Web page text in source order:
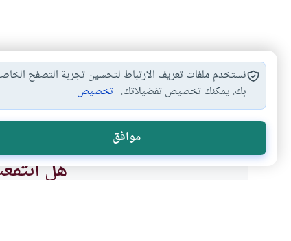
هل
نستخدم ملفات تعريف الارتباط لتحسين تجربة التصفح
بك. يمكنك تخصيص تفضيلاتك. تخصيص
موافق